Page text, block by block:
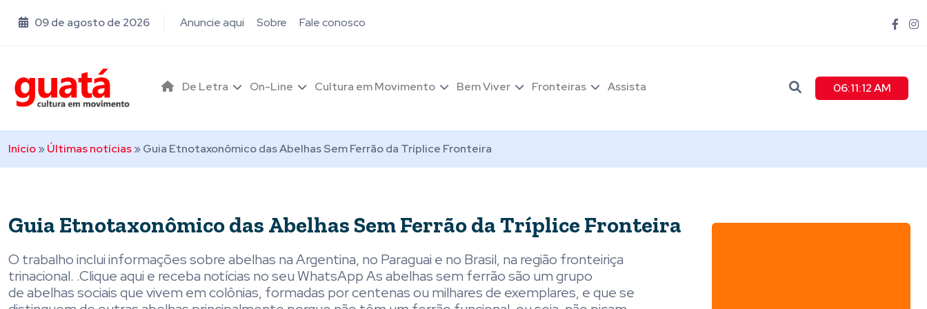
09 de agosto de 2026 Anuncie aqui Sobre Fale conosco
De Letra On-Line Cultura em Movimento Bem Viver Fronteiras Assista 06:11:14 AM
Início»Últimas notícias»Guia Etnotaxonômico das Abelhas Sem Ferrão da Tríplice Fronteira
Guia Etnotaxonômico das Abelhas Sem Ferrão da Tríplice Fronteira
O trabalho inclui informações sobre abelhas na Argentina, no Paraguai e no Brasil, na região fronteiriça
trinacional. .Clique aqui e receba notícias no seu WhatsApp As abelhas sem ferrão são um grupo
de abelhas sociais que vivem em colônias, formadas por centenas ou milhares de exemplares, e que se